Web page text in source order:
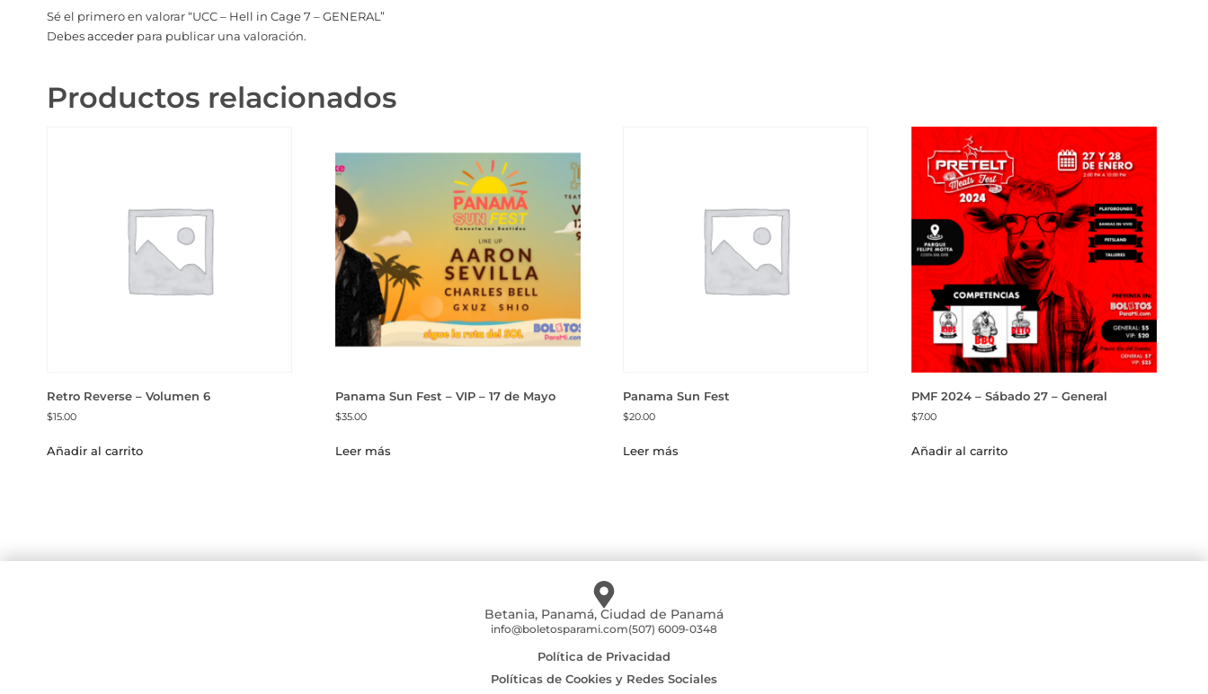
Sé el primero en valorar “UCC – Hell in Cage 7 – GENERAL”
Debesacceder para publicar una valoración.
Productos relacionados
Retro Reverse – Volumen 6
$15.00
Añadir al carrito
Panama Sun Fest – VIP – 17 de Mayo
$35.00
Leer más
Panama Sun Fest
$20.00
Leer más
PMF 2024 – Sábado 27 – General
$7.00
Añadir al carrito
Betania, Panamá, Ciudad de Panamá
info@boletosparami.com(507) 6009-0348
Política de Privacidad
Políticas de Cookies y Redes Sociales